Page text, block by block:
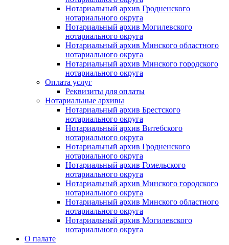
Нотариальный архив Гродненского
нотариального округа
Нотариальный архив Могилевского
нотариального округа
Нотариальный архив Минского областного
нотариального округа
Нотариальный архив Минского городского
нотариального округа
Оплата услуг
Реквизиты для оплаты
Нотариальные архивы
Нотариальный архив Брестского
нотариального округа
Нотариальный архив Витебского
нотариального округа
Нотариальный архив Гродненского
нотариального округа
Нотариальный архив Гомельского
нотариального округа
Нотариальный архив Минского городского
нотариального округа
Нотариальный архив Минского областного
нотариального округа
Нотариальный архив Могилевского
нотариального округа
О палате